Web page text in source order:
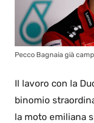
Pecco Bagnaia già
Il lavoro con la
binomio
la moto emiliana